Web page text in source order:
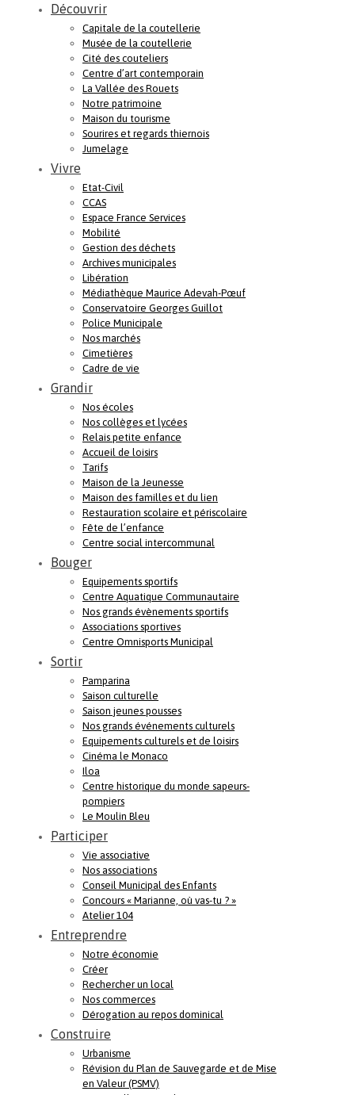
Découvrir
Capitale de la coutellerie
Musée de la coutellerie
Cité des couteliers
Centre d’art contemporain
La Vallée des Rouets
Notre patrimoine
Maison du tourisme
Sourires et regards thiernois
Jumelage
Vivre
Etat-Civil
CCAS
Espace France Services
Mobilité
Gestion des déchets
Archives municipales
Libération
Médiathèque Maurice Adevah-Pœuf
Conservatoire Georges Guillot
Police Municipale
Nos marchés
Cimetières
Cadre de vie
Grandir
Nos écoles
Nos collèges et lycées
Relais petite enfance
Accueil de loisirs
Tarifs
Maison de la Jeunesse
Maison des familles et du lien
Restauration scolaire et périscolaire
Fête de l’enfance
Centre social intercommunal
Bouger
Equipements sportifs
Centre Aquatique Communautaire
Nos grands évènements sportifs
Associations sportives
Centre Omnisports Municipal
Sortir
Pamparina
Saison culturelle
Saison jeunes pousses
Nos grands événements culturels
Equipements culturels et de loisirs
Cinéma le Monaco
Iloa
Centre historique du monde sapeurs-
pompiers
Le Moulin Bleu
Participer
Vie associative
Nos associations
Conseil Municipal des Enfants
Concours « Marianne, où vas-tu ? »
Atelier 104
Entreprendre
Notre économie
Créer
Rechercher un local
Nos commerces
Dérogation au repos dominical
Construire
Urbanisme
Révision du Plan de Sauvegarde et de Mise
en Valeur (PSMV)